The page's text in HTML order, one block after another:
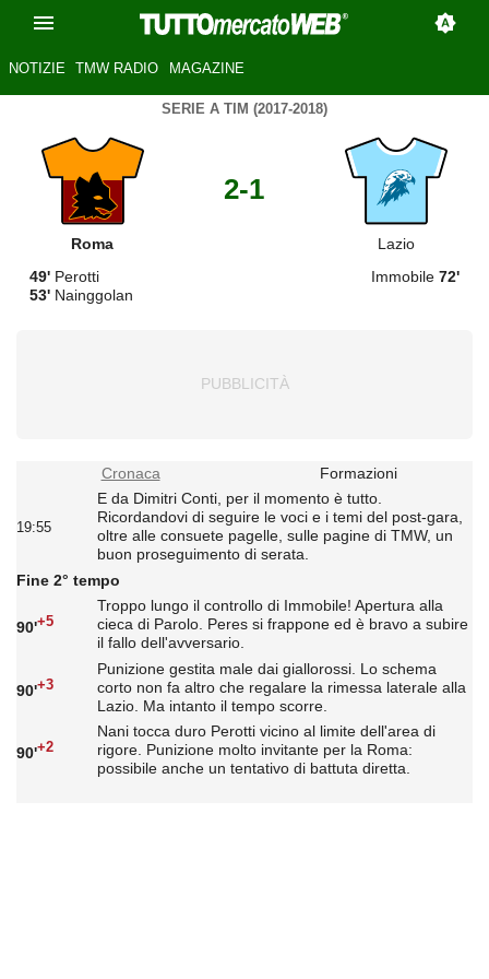
NOTIZIE TMW RADIO MAGAZINE
SERIE A TIM (2017-2018)
Roma
2-1
Lazio
49' Perotti
53' Nainggolan
Immobile 72'
Cronaca Formazioni
19:55
E da Dimitri Conti, per il momento è tutto.
Ricordandovi di seguire le voci e i temi del post-gara,
oltre alle consuete pagelle, sulle pagine di TMW, un
buon proseguimento di serata.
Fine 2° tempo
90'+5
Troppo lungo il controllo di Immobile! Apertura alla
cieca di Parolo. Peres si frappone ed è bravo a subire
il fallo dell'avversario.
90'+3
Punizione gestita male dai giallorossi. Lo schema
corto non fa altro che regalare la rimessa laterale alla
Lazio. Ma intanto il tempo scorre.
90'+2
Nani tocca duro Perotti vicino al limite dell'area di
rigore. Punizione molto invitante per la Roma:
possibile anche un tentativo di battuta diretta.